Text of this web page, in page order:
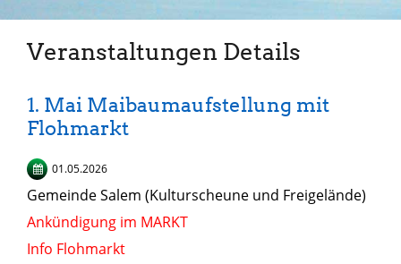
Veranstaltungen Details
1. Mai Maibaumaufstellung mit
Flohmarkt
01.05.2026
Gemeinde Salem (Kulturscheune und Freigelände)
Ankündigung im MARKT
Info Flohmarkt